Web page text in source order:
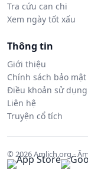
Tra cứu can chi
Xem ngày tốt xấu
Thông tin
Giới thiệu
Chính sách bảo mật
Điều khoản sử dụng
Liên hệ
Truyện cổ tích
© 2026 Amlich.org -